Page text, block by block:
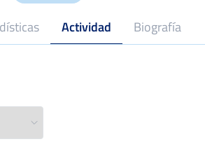
Actividad Biografía